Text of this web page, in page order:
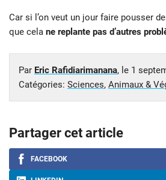
Car si l’on veut un jour faire pousser
que cela ne replante pas d’autres
Par Eric Rafidiarimanana, le 1
Catégories: Sciences, Animaux &
Partager cet article
FACEBOOK